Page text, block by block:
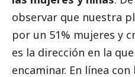
observar que nuestra
por un 51% mujeres y
es la dirección en la
encaminar. En línea con